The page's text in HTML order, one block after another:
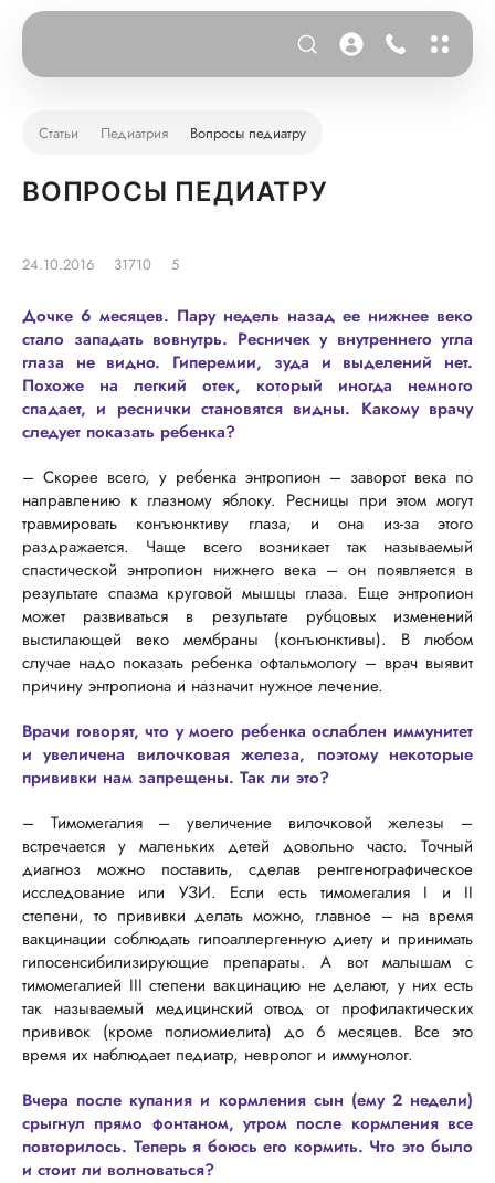
Статьи Педиатрия Вопросы педиатру
ВОПРОСЫ ПЕДИАТРУ
24.10.2016 31710 5
Дочке 6 месяцев. Пару недель назад ее нижнее веко
стало западать вовнутрь. Ресничек у внутреннего угла
глаза не видно. Гиперемии, зуда и выделений нет.
Похоже на легкий отек, который иногда немного
спадает, и реснички становятся видны. Какому врачу
следует показать ребенка?
– Скорее всего, у ребенка энтропион – заворот века по
направлению к глазному яблоку. Ресницы при этом могут
травмировать конъюнктиву глаза, и она из-за этого
раздражается. Чаще всего возникает так называемый
спастической энтропион нижнего века – он появляется в
результате спазма круговой мышцы глаза. Еще энтропион
может развиваться в результате рубцовых изменений
выстилающей веко мембраны (конъюнктивы). В любом
случае надо показать ребенка офтальмологу – врач выявит
причину энтропиона и назначит нужное лечение.
Врачи говорят, что у моего ребенка ослаблен иммунитет
и увеличена вилочковая железа, поэтому некоторые
прививки нам запрещены. Так ли это?
– Тимомегалия – увеличение вилочковой железы –
встречается у маленьких детей довольно часто. Точный
диагноз можно поставить, сделав рентгенографическое
исследование или УЗИ. Если есть тимомегалия I и II
степени, то прививки делать можно, главное – на время
вакцинации соблюдать гипоаллергенную диету и принимать
гипосенсибилизирующие препараты. А вот малышам с
тимомегалией III степени вакцинацию не делают, у них есть
так называемый медицинский отвод от профилактических
прививок (кроме полиомиелита) до 6 месяцев. Все это
время их наблюдает педиатр, невролог и иммунолог.
Вчера после купания и кормления сын (ему 2 недели)
срыгнул прямо фонтаном, утром после кормления все
повторилось. Теперь я боюсь его кормить. Что это было
и стоит ли волноваться?